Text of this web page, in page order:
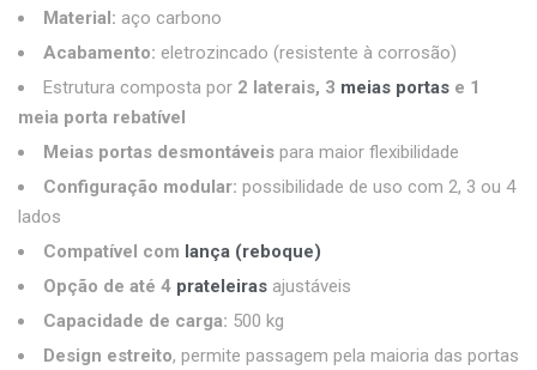
Material: aço carbono
Acabamento: eletrozincado (resistente à corrosão)
Estrutura composta por 2 laterais, 3 meias portas e 1
meia porta rebatível
Meias portas desmontáveis para maior flexibilidade
Configuração modular: possibilidade de uso com 2, 3 ou 4
lados
Compatível com lança (reboque)
Opção de até 4 prateleiras ajustáveis
Capacidade de carga: 500 kg
Design estreito, permite passagem pela maioria das portas